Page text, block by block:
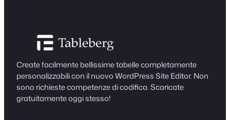
Create facilmente bellissime tabelle completamente
personalizzabili con il nuovo WordPress Site Editor. Non
sono richieste competenze di codifica. Scaricate
gratuitamente oggi stesso!